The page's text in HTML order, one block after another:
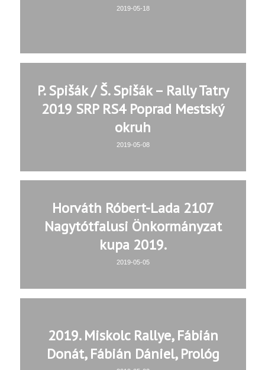
2019-05-18
P. Spišák / Š. Spišák – Rally Tatry
2019 SRP RS4 Poprad Mestský
okruh
2019-05-08
Horváth Róbert-Lada 2107
Nagytótfalusi Önkormányzat
kupa 2019.
2019-05-05
2019. Miskolc Rallye, Fábián
Donát, Fábián Dániel, Prológ